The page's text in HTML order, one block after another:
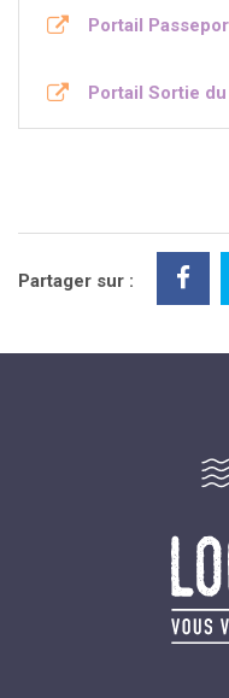
Portail
Portail Sortie
Partager sur :